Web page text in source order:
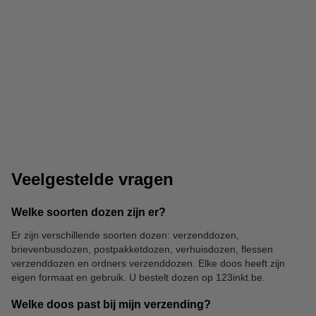
Verzendetiketten Waarschuwingsetiketten
Veelgestelde vragen
Welke soorten dozen zijn er?
Er zijn verschillende soorten dozen: verzenddozen,
brievenbusdozen, postpakketdozen, verhuisdozen, flessen
verzenddozen en ordners verzenddozen. Elke doos heeft zijn
eigen formaat en gebruik. U bestelt dozen op 123inkt.be.
Welke doos past bij mijn verzending?